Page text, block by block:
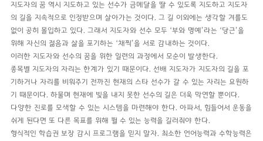
지도자의 꿈 역시 지도하고 있는 선수가 금메달을 딸 수 있도록 지도하고 지도자
의 길을 지속적으로 인정받으며 살아가는 것이다. 그 길 이외에는 생각할 겨를도
없이 공히 몰입하고 있다. 그래서 지도자와 선수 모두 ‘부와 명예’라는 ‘당근’을
위해 자신의 젊음과 삶을 포기하는 ‘채찍’을 서로 감내하는 것이다.
이러한 지도자와 선수의 꿈을 위한 일련의 과정에서 모순이 발생한다.
종목별 지도자의 자리는 한계가 있기 때문이다. 선배 지도자가 지도자의 길을 포
기하거나 자리를 비워주기 전까진 현재의 스타 선수가 갈 수 있는 자리는 요원하
기 때문이다. 하물며 현재에 빛을 내지 못한 선수의 길은 더욱 막연할 뿐이다.
다양한 진로를 모색할 수 있는 시스템을 마련해야 한다. 아파서, 힘들어서 운동을
쉬게 된다면 또 다른 목표를 위해 뛸 수 있는 능력을 길러줘야 한다.
형식적인 학습권 보장 감시 프로그램을 믿지 말자. 최소한 언어능력과 수학능력은